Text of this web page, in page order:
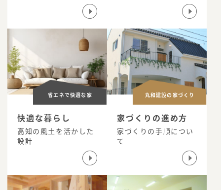
省エネで快適な家
快適な暮らし
高知の風土を活かした
設計
丸和建設の家づくり
家づくりの進め方
家づくりの手順につい
て